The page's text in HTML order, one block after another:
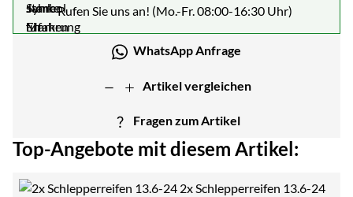
Rufen Sie uns an! (Mo.-Fr. 08:00-16:30 Uhr)
WhatsApp Anfrage
Artikel vergleichen
Fragen zum Artikel
Top-Angebote mit diesem Artikel:
2x Schlepperreifen 13.6-24